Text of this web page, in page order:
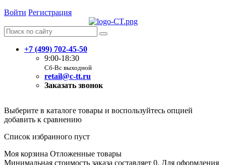
Войти Регистрация
+7 (499) 702-45-50
9:00-18:30
Сб-Вс выходной
retail@c-tt.ru
Заказать звонок
Выберите в каталоге товары и воспользуйтесь опцией
добавить к сравнению
Список избранного пуст
Моя корзина Отложенные товары
Минимальная стоимость заказа составляет 0. Для оформления